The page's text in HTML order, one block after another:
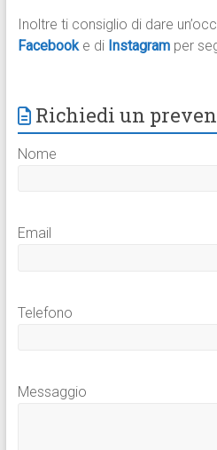
Inoltre ti consiglio di dare
Facebook e di Instagram per
Richiedi un
Nome
Email
Telefono
Messaggio